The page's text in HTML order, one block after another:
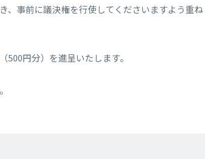
、事前に議決権を行使してくださいますよう重ね
円分）を進呈いたします。